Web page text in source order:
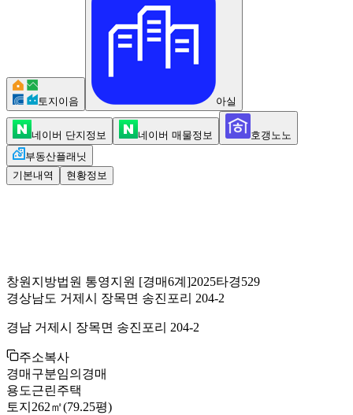
토지이음 아실
네이버 단지정보 네이버 매물정보
호갱노노
부동산플래닛
기본내역
현황정보
창원지방법원 통영지원 [경매6계]2025타경529
경상남도 거제시 장목면 송진포리 204-2
경남 거제시 장목면 송진포리 204-2
주소복사
경매구분임의경매
용도근린주택
토지 262㎡(79.25평)